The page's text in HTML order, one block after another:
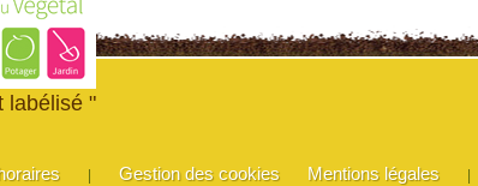
labélisé "
Gestion des cookies Mentions légales